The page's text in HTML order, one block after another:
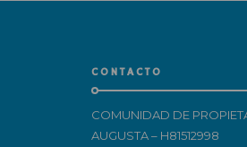
CONTACTO
COMUNIDAD DE
AUGUSTA – H81512998